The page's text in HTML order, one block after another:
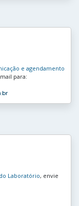
e agendamento
para:
Laboratório, envie